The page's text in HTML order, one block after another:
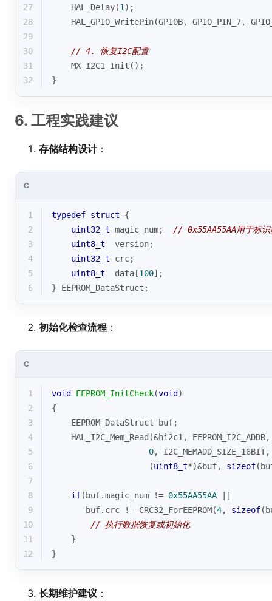
27
    HAL_Delay(
1 );
28
HAL_GPIO_WritePin(GPIOB, GPIO_PIN_7,
29
30
// 4. 恢复I2C配置
31
    MX_I2C1_Init();
32
}
6. 工程实践建议
存储结构设计：
C
1 typedef struct {
2
uint32_t magic_num; // 0x55AA55AA用于标识
3
uint8_t
  version;
4
uint32_t crc;
5
uint8_t
  data[
100];
6
} EEPROM_DataStruct;
初始化检查流程 ：
C
1 void EEPROM_InitCheck(void )
2
{
3
    EEPROM_DataStruct buf;
4
HAL_I2C_Mem_Read(&hi2c1,
5
0, I2C_MEMADD_SIZE_16BIT,
6
                    (
uint8_t*)&buf, sizeof
7
8
if(buf.magic_num != 0x55AA55AA
9
       buf.crc != CRC32_ForEEPROM(
4, sizeof
10
// 执行数据恢复或初始化
11
    }
12
}
长期维护建议 ：